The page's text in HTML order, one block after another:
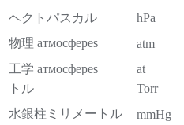
ヘクトパスカル
hPa
物理 атмосферes
atm
工学 атмосферes
at
トル
Torr
水銀柱ミリメートル
mmHg